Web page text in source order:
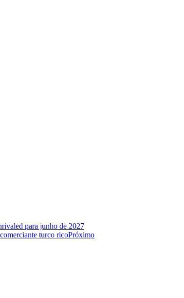
para junho de 2027
turco ricoPróximo